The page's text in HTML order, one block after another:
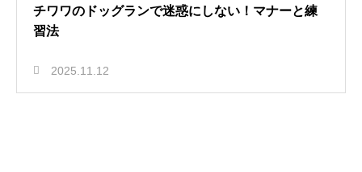
チワワのドッグランで迷惑にしない！マナーと練
習法
2025.11.12